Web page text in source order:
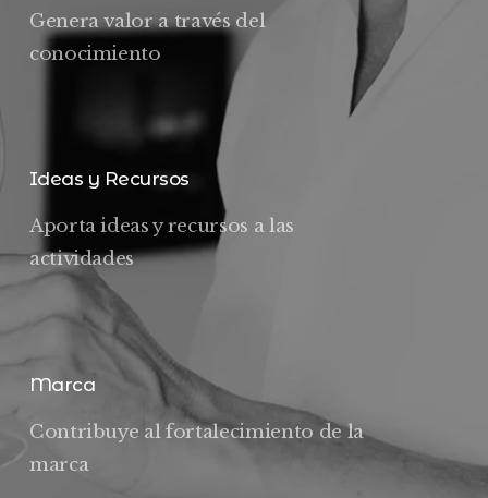
Genera valor a través del
conocimiento
Ideas y Recursos
Aporta ideas y recursos a las
actividades
Marca
Contribuye al fortalecimiento de la
marca